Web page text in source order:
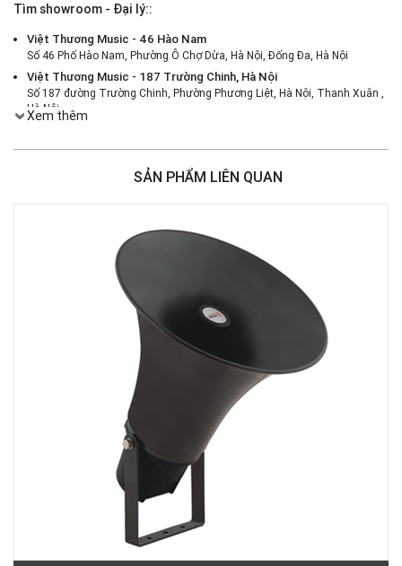
Tìm showroom - Đại lý::
Việt Thương Music - 46 Hào Nam
Số 46 Phố Hào Nam, Phường Ô Chợ Dừa, Hà Nội, Đống Đa, Hà Nội
Việt Thương Music - 187 Trường Chinh, Hà Nội
Số 187 đường Trường Chinh, Phường Phương Liệt, Hà Nội, Thanh Xuân ,
Hà Nội
386 Cách Mạng Tháng Tám, Phường Nhiêu Lộc, TPHCM, Quận 3, Hồ Chí
Việt Thương Music - 369 Điện Biên Phủ
180B Võ Thị Sáu, Phường Xuân Hòa, TPHCM, Quận 3, Hồ Chí Minh
Việt Thương Music - Crescent Mall
6F-01 Tầng 6 Trung Tâm Thương Mại Crescent Mall, 101 Tôn Dật Tiên,
Phường Tân Mỹ, TPHCM, Quận 7, Hồ Chí Minh
Việt Thương Music - 49E Phan Đăng Lưu
49E Phan Đăng Lưu, Phường Bình Thạnh, TPHCM, Quận Bình Thạnh, Hồ
Việt Thương Music - Phường Gò Vấp
11 Đường số 3, Khu dân cư Cityland Park Hill, Phường Gò Vấp, TPHCM,
Quận Gò Vấp, Hồ Chí Minh
Việt Thương Music - 442 Lũy Bán Bích
442 Lũy Bán Bích, Phường Tân Phú, TPHCM, Quận Tân Phú, Hồ Chí Minh
Việt Thương Music - 12 Quốc Hương
Tầng G, Tòa nhà Thảo Điền Pearl, 12 Quốc Hương, Phường An Khánh,
TPHCM, Quận 2, Hồ Chí Minh
Việt Thương Music - 357 Cộng Hòa
357 Cộng Hòa, Phường Tân Bình, TPHCM, Quận Tân Bình, Hồ Chí Minh
Việt Thương Music - 6F Ngô Thời Nhiệm
6F Ngô Thời Nhiệm, Phường Xuân Hòa, TPHCM, Quận 3, Hồ Chí Minh
Xem thêm
SẢN PHẨM LIÊN QUAN